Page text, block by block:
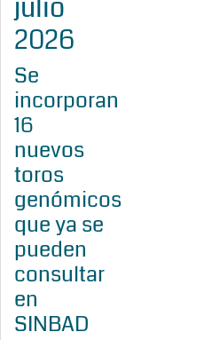
julio
2026
Se
incorporan
16
nuevos
toros
genómicos
que ya se
pueden
consultar
en
SINBAD